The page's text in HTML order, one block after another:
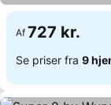
Af 727 kr.
Se priser fra 9